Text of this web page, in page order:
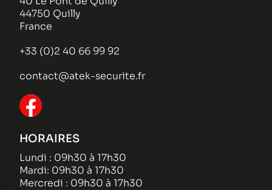
44750 Quilly
France
+33 (0)2 40 66 99 92
contact@atek-securite.fr
HORAIRES
Lundi : 09h30 à 17h30
Mardi: 09h30 à 17h30
Mercredi : 09h30 à 17h30